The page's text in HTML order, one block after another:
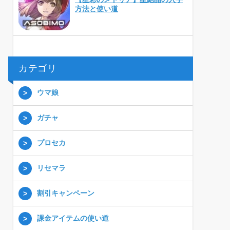
方法と使い道
カテゴリ
ウマ娘
ガチャ
プロセカ
リセマラ
割引キャンペーン
課金アイテムの使い道